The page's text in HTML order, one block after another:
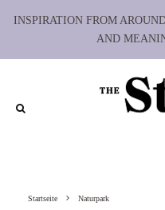
INSPIRATION FROM
AND
Startseite Naturpark